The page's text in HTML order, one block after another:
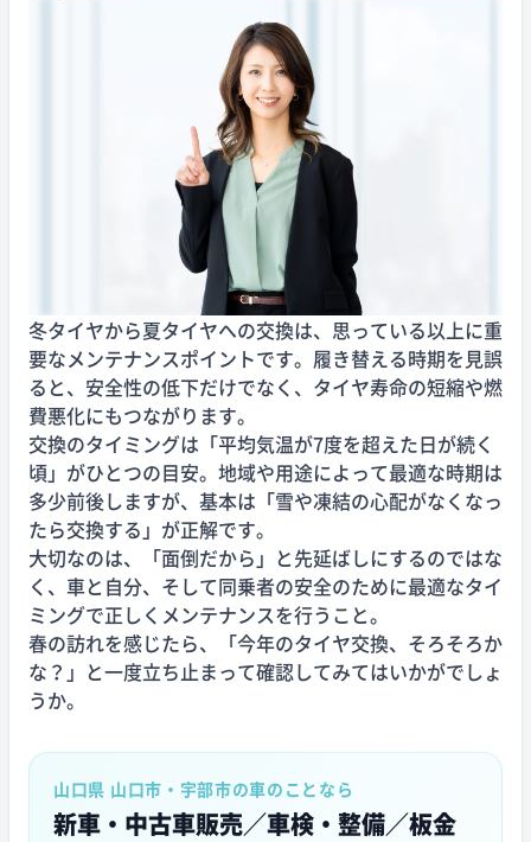
冬タイヤから夏タイヤへの交換は、思っている以上に重
要なメンテナンスポイントです。履き替える時期を見誤
ると、安全性の低下だけでなく、タイヤ寿命の短縮や燃
費悪化にもつながります。
交換のタイミングは「平均気温が7度を超えた日が続く
頃」がひとつの目安。地域や用途によって最適な時期は
多少前後しますが、基本は「雪や凍結の心配がなくなっ
たら交換する」が正解です。
大切なのは、「面倒だから」と先延ばしにするのではな
く、車と自分、そして同乗者の安全のために最適なタイ
ミングで正しくメンテナンスを行うこと。
春の訪れを感じたら、「今年のタイヤ交換、そろそろか
な？」と一度立ち止まって確認してみてはいかがでしょ
うか。
山口県 山口市・宇部市の車のことなら
新車・中古車販売／車検・整備／板金